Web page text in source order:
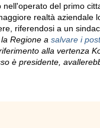
del primo
realtà aziendale
riferendosi a un
Regione a salvare i
alla vertenza
è presidente,